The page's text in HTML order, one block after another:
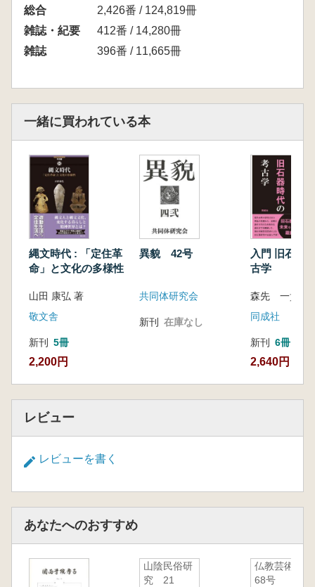
(吉岡卓真)
中部高地の縄文後・晩期土偶(中沢道彦)
東海の後期土偶(川添和暁)
満)
ら―(宮内慶介)
まじないの文様と土偶(川添和暁)
赤彩土偶(蒲生侑佳)
最近の発掘から
立川ローム第Ⅹ層から出土した後期旧石器時代
初頭の石器群
―埼玉県志木市中道遺跡―(大久保聡)
「王陵系埴輪」と須恵器製作技術(木村理)
リレー連載・私の考古学史 第24回
遙かなるアンデスの山並みを心に描く(関雄二)
書評/論文展望/報告書・会誌新刊一覧/考古学界
ニュース
総合
2,426番 / 124,819冊
雑誌・紀要
412番 / 14,280冊
雑誌
396番 / 11,665冊
一緒に買われている本
縄文時代 : 「定住革
命」と文化の多様性
山田 康弘 著
敬文舎
新刊 5冊
2,200円
異貌 42号
共同体研究会
新刊 在庫なし
入門 旧石器
古学
森先 一貴 著
同成社
新刊 6冊
2,640円
レビュー
レビューを書く
あなたへのおすすめ
山陰民俗研
究 21
仏教芸術
68号